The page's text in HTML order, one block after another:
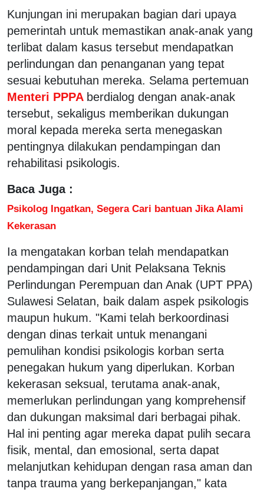
Kunjungan ini merupakan bagian dari upaya
pemerintah untuk memastikan anak-anak yang
terlibat dalam kasus tersebut mendapatkan
perlindungan dan penanganan yang tepat
sesuai kebutuhan mereka. Selama pertemuan
Menteri PPPA berdialog dengan anak-anak
tersebut, sekaligus memberikan dukungan
moral kepada mereka serta menegaskan
pentingnya dilakukan pendampingan dan
rehabilitasi psikologis.
Baca Juga :
Psikolog Ingatkan, Segera Cari bantuan Jika Alami
Kekerasan
Ia mengatakan korban telah mendapatkan
pendampingan dari Unit Pelaksana Teknis
Perlindungan Perempuan dan Anak (UPT PPA)
Sulawesi Selatan, baik dalam aspek psikologis
maupun hukum. "Kami telah berkoordinasi
dengan dinas terkait untuk menangani
pemulihan kondisi psikologis korban serta
penegakan hukum yang diperlukan. Korban
kekerasan seksual, terutama anak-anak,
memerlukan perlindungan yang komprehensif
dan dukungan maksimal dari berbagai pihak.
Hal ini penting agar mereka dapat pulih secara
fisik, mental, dan emosional, serta dapat
melanjutkan kehidupan dengan rasa aman dan
tanpa trauma yang berkepanjangan," kata